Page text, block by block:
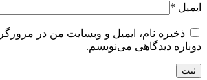
ایمیل *
ذخیره نام، ایمیل و وبسایت من در
دوباره دیدگاهی می‌نویسم.